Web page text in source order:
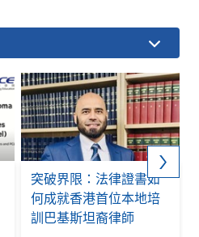
突破界限：法律證書如
何成就香港首位本地培
訓巴基斯坦裔律師